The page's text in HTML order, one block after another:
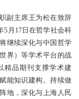
副主席王为松在致辞
5月17日在哲学社会科
继续深化与中国哲学
界）等学术平台的战
精品期刊支撑学术建
能知识建构。持续做
地，深化与上海人民